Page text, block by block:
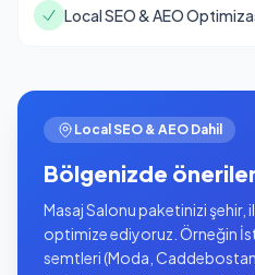
Local SEO & AEO
Local SEO & AEO Dahil
Bölgenizde
Masaj Salonu paketinizi şehir,
optimize ediyoruz. Örneğin
semtleri (Moda,